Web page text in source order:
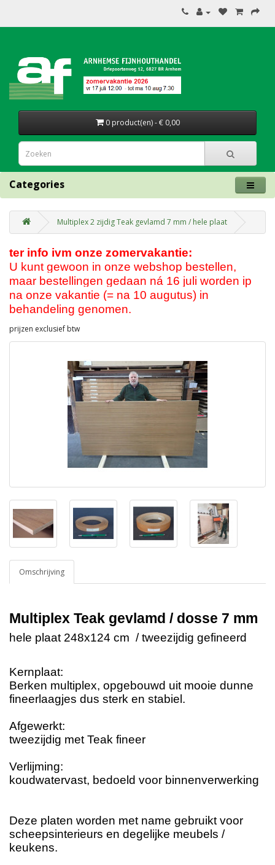
0 product(en) - € 0,00
Categories
Multiplex 2 zijdig Teak gevlamd 7 mm / hele plaat
ter info ivm onze zomervakantie:
U kunt gewoon in onze webshop bestellen,
maar bestellingen gedaan ná 16 juli worden ip
na onze vakantie (= na 10 augutus) in
behandeling genomen.
prijzen exclusief btw
Omschrijving
Multiplex Teak gevlamd / dosse 7 mm
hele plaat 248x124 cm / tweezijdig gefineerd
Kernplaat:
Berken multiplex, opgebouwd uit mooie dunne
fineerlaagjes dus sterk en stabiel.
Afgewerkt:
tweezijdig met Teak fineer
Verlijming:
koudwatervast, bedoeld voor binnenverwerking
Deze platen worden met name gebruikt voor
scheepsinterieurs en degelijke meubels /
keukens.